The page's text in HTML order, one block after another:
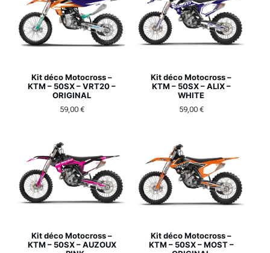
Kit déco Motocross –
KTM – 50SX – VRT20 –
ORIGINAL
59,00 €
Kit déco Motocross –
KTM – 50SX – ALIX –
WHITE
59,00 €
Kit déco Motocross –
KTM – 50SX – AUZOUX
Kit déco Motocross –
KTM – 50SX – MOST –